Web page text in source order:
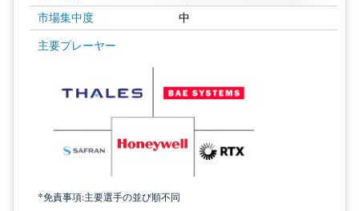
市場集中度 中
主要プレーヤー
*免責事項:主要選手の並び順不同
画像 © Mordor Intelligence。再利用にはCC BY 4.0の表示が必要です。